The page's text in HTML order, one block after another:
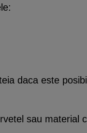
daca este
sau material